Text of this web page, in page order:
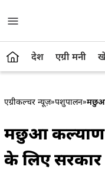
देश एग्री मनी
एग्रीकल्चर न्यूज़»पशुपालन»मछुआ
मछुआ कल्याण
के लिए